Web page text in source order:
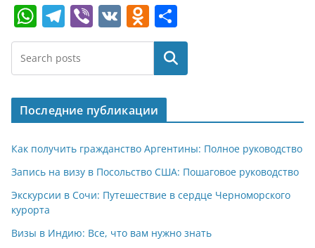
W
h
at
s
A
p
p
T
el
e
gr
a
m
Vi
b
V
K
O
d
o
kl
a
ss
ni
ki
т
п
р
в
и
т
ь
Поиск
Последние публикации
Как получить гражданство Аргентины: Полное руководство
Запись на визу в Посольство США: Пошаговое руководство
Экскурсии в Сочи: Путешествие в сердце Черноморского
курорта
Визы в Индию: Все, что вам нужно знать